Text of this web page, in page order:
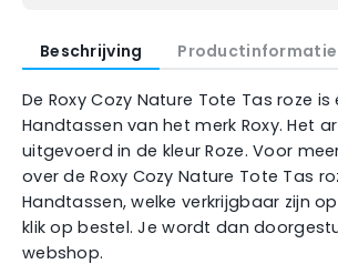
Beschrijving Productinformatie
De Roxy Cozy Nature Tote Tas roze is
Handtassen van het merk Roxy. Het
uitgevoerd in de kleur Roze. Voor
over de Roxy Cozy Nature Tote Tas
Handtassen, welke verkrijgbaar zijn
klik op bestel. Je wordt dan
webshop.